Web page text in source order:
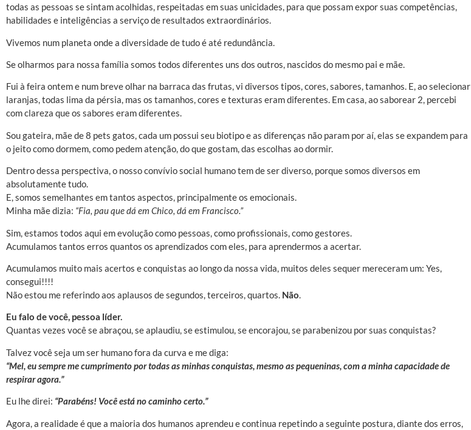
todas as pessoas se sintam acolhidas, respeitadas em suas unicidades, para que possam expor suas competências,
habilidades e inteligências a serviço de resultados extraordinários.
Vivemos num planeta onde a diversidade de tudo é até redundância.
Se olharmos para nossa família somos todos diferentes uns dos outros, nascidos do mesmo pai e mãe.
Fui à feira ontem e num breve olhar na barraca das frutas, vi diversos tipos, cores, sabores, tamanhos. E, ao selecionar
laranjas, todas lima da pérsia, mas os tamanhos, cores e texturas eram diferentes. Em casa, ao saborear 2, percebi
com clareza que os sabores eram diferentes.
Sou gateira, mãe de 8 pets gatos, cada um possui seu biotipo e as diferenças não param por aí, elas se expandem para
o jeito como dormem, como pedem atenção, do que gostam, das escolhas ao dormir.
Dentro dessa perspectiva, o nosso convívio social humano tem de ser diverso, porque somos diversos em
absolutamente tudo.
E, somos semelhantes em tantos aspectos, principalmente os emocionais.
Minha mãe dizia: “Fia, pau que dá em Chico, dá em Francisco.”
Sim, estamos todos aqui em evolução como pessoas, como profissionais, como gestores.
Acumulamos tantos erros quantos os aprendizados com eles, para aprendermos a acertar.
Acumulamos muito mais acertos e conquistas ao longo da nossa vida, muitos deles sequer mereceram um: Yes,
consegui!!!!
Não estou me referindo aos aplausos de segundos, terceiros, quartos. Não.
Eu falo de você, pessoa líder.
Quantas vezes você se abraçou, se aplaudiu, se estimulou, se encorajou, se parabenizou por suas conquistas?
Talvez você seja um ser humano fora da curva e me diga:
“Mel, eu sempre me cumprimento por todas as minhas conquistas, mesmo as pequeninas, com a minha capacidade de
respirar agora.”
Eu lhe direi: “Parabéns! Você está no caminho certo.”
Agora, a realidade é que a maioria dos humanos aprendeu e continua repetindo a seguinte postura, diante dos erros,